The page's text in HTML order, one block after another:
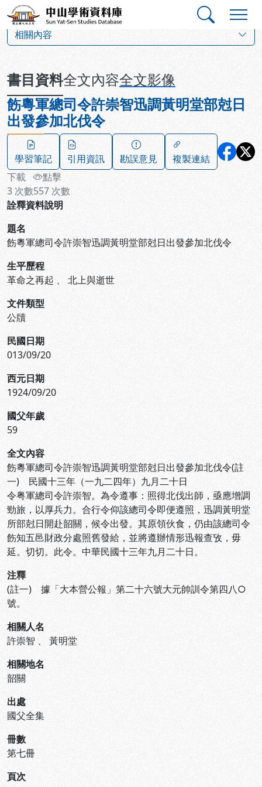
跳到主要內容
中山學術資料庫
相關內容
書目資料全文內容全文影像
飭粵軍總司令許崇智迅調黃明堂部尅日
出發參加北伐令
學習筆記 引用資訊 勘誤意見
複製連結
下載
3 次數
點擊
557 次數
詮釋資料說明
題名
飭粵軍總司令許崇智迅調黃明堂部尅日出發參加北伐令
生平歷程
革命之再起 、 北上與逝世
文件類型
公牘
民國日期
013/09/20
西元日期
1924/09/20
國父年歲
59
全文內容
飭粵軍總司令許崇智迅調黃明堂部尅日出發參加北伐令(註
一) 民國十三年（一九二四年）九月二十日
令粤軍總司令許崇智。為令遵事：照得北伐出師，亟應增調
勁旅，以厚兵力。合行令仰該總司令即便遵照，迅調黃明堂
所部尅日開赴韶關，候令出發。其原領伙食，仍由該總司令
飭知五邑財政分處照舊發給，並將遵辦情形迅報查攷，毋
延。切切。此令。中華民國十三年九月二十日。
注釋
(註一) 據「大本營公報」第二十六號大元帥訓令第四八○
號。
相關人名
許崇智 、 黃明堂
相關地名
韶關
出處
國父全集
冊數
第七冊
頁次